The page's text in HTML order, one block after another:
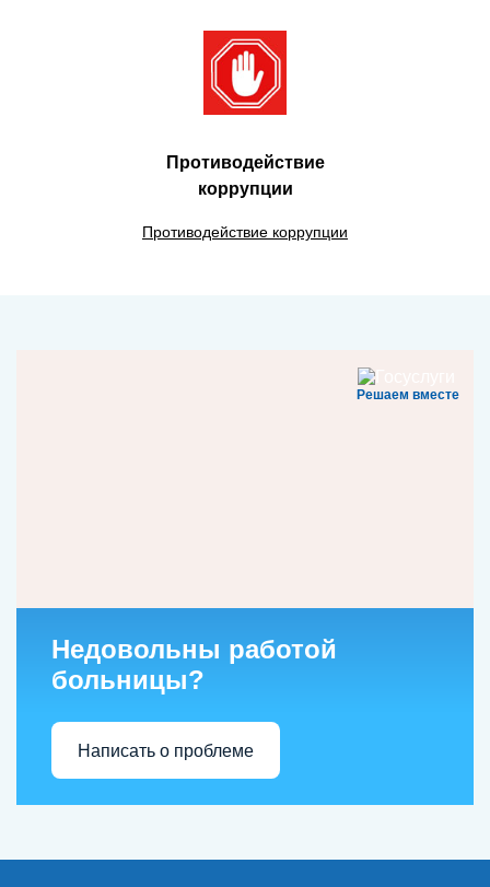
Противодействие
коррупции
Противодействие коррупции
Решаем вместе
Недовольны работой
больницы?
Написать о проблеме